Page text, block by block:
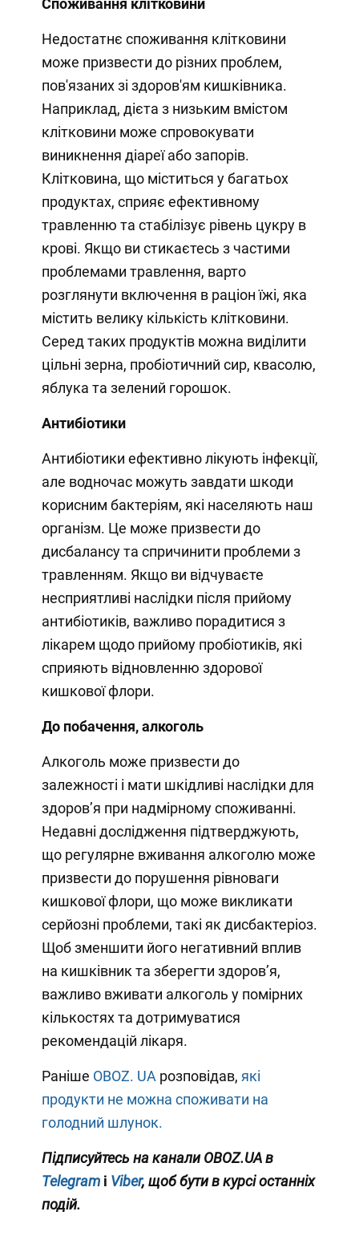
Споживання клітковини
Недостатнє споживання клітковини
може призвести до різних проблем,
пов'язаних зі здоров'ям кишківника.
Наприклад, дієта з низьким вмістом
клітковини може спровокувати
виникнення діареї або запорів.
Клітковина, що міститься у багатьох
продуктах, сприяє ефективному
травленню та стабілізує рівень цукру в
крові. Якщо ви стикаєтесь з частими
проблемами травлення, варто
розглянути включення в раціон їжі, яка
містить велику кількість клітковини.
Серед таких продуктів можна виділити
цільні зерна, пробіотичний сир, квасолю,
яблука та зелений горошок.
Антибіотики
Антибіотики ефективно лікують інфекції,
але водночас можуть завдати шкоди
корисним бактеріям, які населяють наш
організм. Це може призвести до
дисбалансу та спричинити проблеми з
травленням. Якщо ви відчуваєте
несприятливі наслідки після прийому
антибіотиків, важливо порадитися з
лікарем щодо прийому пробіотиків, які
сприяють відновленню здорової
кишкової флори.
До побачення, алкоголь
Алкоголь може призвести до
залежності і мати шкідливі наслідки для
здоров’я при надмірному споживанні.
Недавні дослідження підтверджують,
що регулярне вживання алкоголю може
призвести до порушення рівноваги
кишкової флори, що може викликати
серйозні проблеми, такі як дисбактеріоз.
Щоб зменшити його негативний вплив
на кишківник та зберегти здоров’я,
важливо вживати алкоголь у помірних
кількостях та дотримуватися
рекомендацій лікаря.
Раніше OBOZ. UAрозповідав, які
продукти не можна споживати на
голодний шлунок.
Підписуйтесь на канали OBOZ.UA в
Telegram і Viber, щоб бути в курсі останніх
подій.